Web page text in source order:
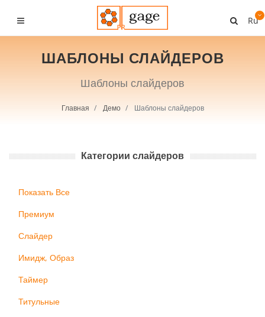
Ru
ШАБЛОНЫ СЛАЙДЕРОВ
Шаблоны слайдеров
Главная Демо Шаблоны слайдеров
Категории слайдеров
Показать Все
Премиум
Слайдер
Имидж, Образ
Таймер
Титульные